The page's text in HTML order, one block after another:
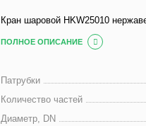
Кран шаровой HKW25010
ПОЛНОЕ ОПИСАНИЕ
Патрубки
Количество частей
Диаметр, DN